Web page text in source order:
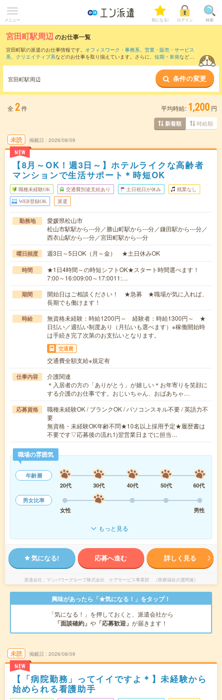
メニュー 気になる! ログイン 検索
宮田町駅周辺のお仕事一覧
宮田町駅の派遣のお仕事情報です。 オフィスワーク・事務系、 営業・販売・サービス
系、 クリエイティブ系などのお仕事を取り揃えています。さらに、 短期 ・ 単発などの
また、鎌田駅・
など近隣駅のお仕事
もご確認いただけます。
宮田町駅周辺 条件の変更
全 2件 平均時給: 1,200 円
新着順 時給順
未読
NEW
掲載日 2026/08/09
【8月～OK！週3日～】ホテルライクな高齢者
マンションで生活サポート＊時短OK
職種未経験OK 交通費別途支給あり 土日祝日が休み 残業なし
WEB登録OK 派遣
勤務地
愛媛県松山市
松山市駅駅から---分／勝山町駅から---分／鎌田駅から---分／
西衣山駅から---分／宮田町駅から---分
曜日頻度 週3日～5日OK（月～金） ★土日休みOK
時間
★1日4時間～の時短シフトOK★スタート時間選べます！
7:00～16:009:00～17:0011:…
期間
開始日はご相談ください！ ★急募 ★職場が気に入れば、
長期でも働けます！
時給
無資格未経験：時給1200円～ 経験者：時給1300円～ ★
日払い／週払い制度あり（月払いも選べます）※稼働開始時
は手続き完了次第のお支払いとなります。
交通費
交通費全額支給※規定有
仕事内容
介護関連
＊入居者の方の「ありがとう」が嬉しい＊お年寄りを笑顔に
する介護のお仕事です。おじいちゃん、おばあちゃ…
応募資格
職種未経験OK / ブランクOK / パソコンスキル不要 / 英語力不
要
無資格・未経験OK年齢不問★10名以上採用予定★履歴書は
不要です▽応募後の流れ1)翌営業日までに担当…
職場の雰囲気
年齢層
20代
30代 40代 50代
60代
男女比率
女性
男性
もっと見る
気になる! 応募へ進む 詳しく見る
派遣会社 マンパワーグループ株式会社 ケアサービス事業部 （医療福祉介護関連）
興味があったら「★気になる！」をタップ！
「気になる！」を押しておくと、派遣会社から
「面談確約」 や 「応募歓迎」 が届きます！
未読
NEW
掲載日 2026/08/09
【「病院勤務」ってイイですよ＊】未経験から
始められる看護助手